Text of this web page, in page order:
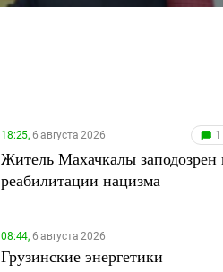
18:25,6 августа 2026 1
Житель Махачкалы заподозрен
реабилитации нацизма
08:44,6 августа 2026
Грузинские энергетики